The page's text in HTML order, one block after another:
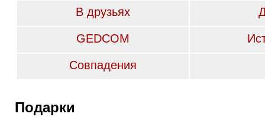
В друзьях
GEDCOM
Совпадения
Подарки